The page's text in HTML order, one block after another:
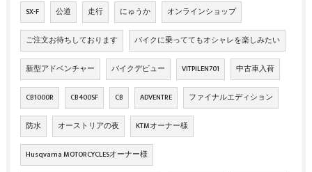
SX-F 公道 走行 にゅうか オンラインショップ
ご注文お待ちしております バイクに乗っててもオシャレを楽しみたい
新型アドベンチャー バイクデビュー VITPILEN701 中古車入荷
CB1000R CB400SF CB ADVENTRE ファイナルエディション
防水 オーストリアの夜 KTMオーナー様
Husqvarna MOTORCYCLESオーナー様